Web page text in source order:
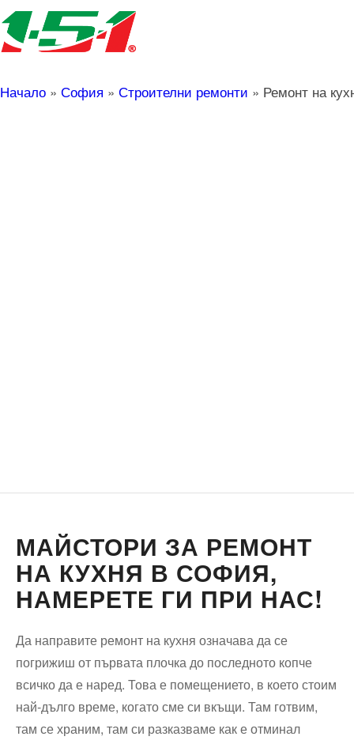
Начало » София » Строителни ремонти » Ремонт на
МАЙСТОРИ ЗА РЕМОНТ
НА КУХНЯ В СОФИЯ,
НАМЕРЕТЕ ГИ ПРИ НАС!
Да направите ремонт на кухня означава да се
погрижиш от първата плочка до последното копче
всичко да е наред. Това е помещението, в което стоим
най-дълго време, когато сме си вкъщи. Там готвим,
там се храним, там си разказваме как е отминал